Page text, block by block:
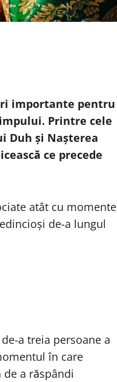
importante pentru
Printre cele
Duh și Nașterea
ce precede
atât cu momente
de-a lungul
a treia persoane a
în care
a răspândi